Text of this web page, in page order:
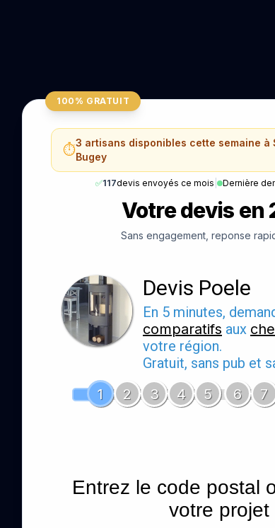
100% GRATUIT
⏱️3 artisans disponibles cette semaine à
Bugey
✅117devis envoyés ce mois Dernière
Votre devis en
Sans engagement, reponse
Devis Poele
En 5 minutes,
comparatifs aux
votre région.
Gratuit, sans pub et
1
2 3 4 5 6 7
Entrez le code postal
votre projet